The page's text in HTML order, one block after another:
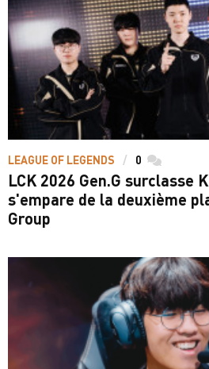
LEAGUE OF LEGENDS 0 commentaires
LCK 2026 Gen.G surclasse
s'empare de la deuxième
Group